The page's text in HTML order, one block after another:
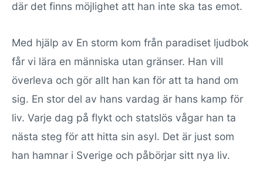
där det finns möjlighet att han inte ska tas emot.
Med hjälp av En storm kom från paradiset ljudbok
får vi lära en människa utan gränser. Han vill
överleva och gör allt han kan för att ta hand om
sig. En stor del av hans vardag är hans kamp för
liv. Varje dag på flykt och statslös vågar han ta
nästa steg för att hitta sin asyl. Det är just som
han hamnar i Sverige och påbörjar sitt nya liv.